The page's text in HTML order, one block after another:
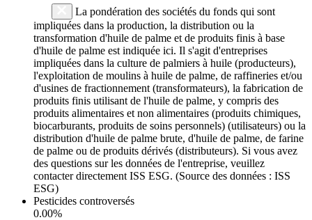
La pondération des sociétés du fonds qui sont
impliquées dans la production, la distribution ou la
transformation d'huile de palme et de produits finis à base
d'huile de palme est indiquée ici. Il s'agit d'entreprises
impliquées dans la culture de palmiers à huile (producteurs),
l'exploitation de moulins à huile de palme, de raffineries et/ou
d'usines de fractionnement (transformateurs), la fabrication de
produits finis utilisant de l'huile de palme, y compris des
produits alimentaires et non alimentaires (produits chimiques,
biocarburants, produits de soins personnels) (utilisateurs) ou la
distribution d'huile de palme brute, d'huile de palme, de farine
de palme ou de produits dérivés (distributeurs). Si vous avez
des questions sur les données de l'entreprise, veuillez
contacter directement ISS ESG. (Source des données : ISS
ESG)
Pesticides controversés
0.00%